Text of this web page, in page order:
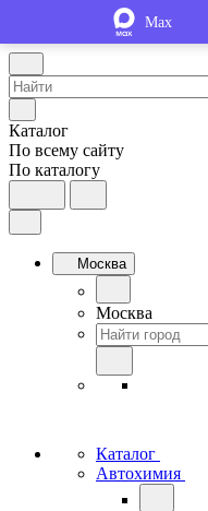
Каталог
По всему сайту
По каталогу
Москва
Москва
Каталог
Автохимия
Max